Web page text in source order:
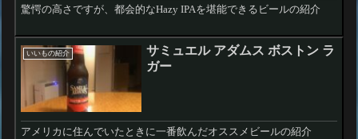
驚愕の高さですが、都会的なHazy IPAを堪能できるビールの紹介
いいもの紹介
サミュエル アダムス ボストン ラ
ガー
アメリカに住んでいたときに一番飲んだオススメビールの紹介